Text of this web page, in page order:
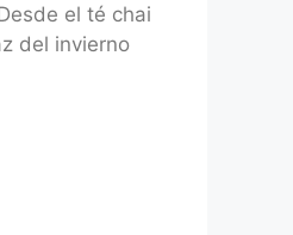
el té chai
del invierno